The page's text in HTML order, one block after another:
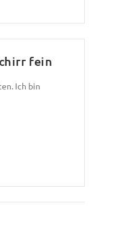
fein
Ich bin